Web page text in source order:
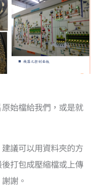
始檔給我們，或是就
議可以用資料夾的方
打包成壓縮檔或上傳
謝。